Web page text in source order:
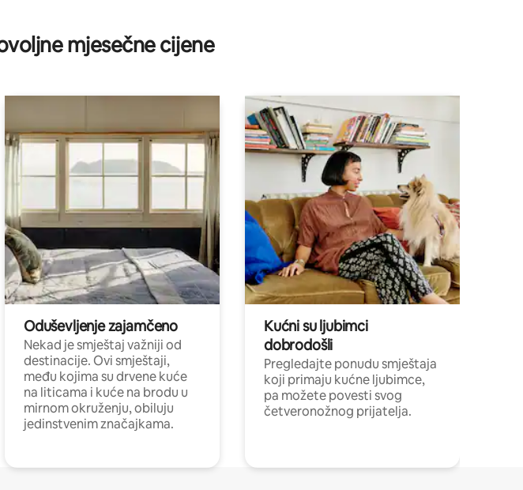
4,93/5, recenzija: 27
mjesečne cijene
Oduševljenje zajamčeno
Nekad je smještaj važniji od
destinacije. Ovi smještaji,
među kojima su drvene kuće
na liticama i kuće na brodu u
mirnom okruženju, obiluju
jedinstvenim značajkama.
Kućni su ljubimci
dobrodošli
Pregledajte ponudu smještaja
koji primaju kućne ljubimce,
pa možete povesti svog
četveronožnog prijatelja.